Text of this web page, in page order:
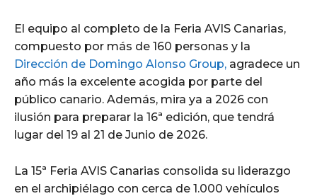
El equipo al completo de la Feria AVIS Canarias,
compuesto por más de 160 personas y la
Dirección de Domingo Alonso Group, agradece un
año más la excelente acogida por parte del
público canario. Además, mira ya a 2026 con
ilusión para preparar la 16ª edición, que tendrá
lugar del 19 al 21 de Junio de 2026.
La 15ª Feria AVIS Canarias consolida su liderazgo
en el archipiélago con cerca de 1.000 vehículos